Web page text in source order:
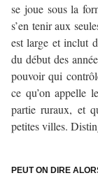
se joue sous la
s’en tenir aux
est large et inclut
du début des
pouvoir qui
ce qu’on appelle
partie ruraux, et
petites villes.
PEUT ON DIRE